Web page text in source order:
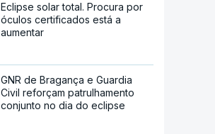
Eclipse solar total. Procura por
óculos certificados está a
aumentar
GNR de Bragança e Guardia
Civil reforçam patrulhamento
conjunto no dia do eclipse